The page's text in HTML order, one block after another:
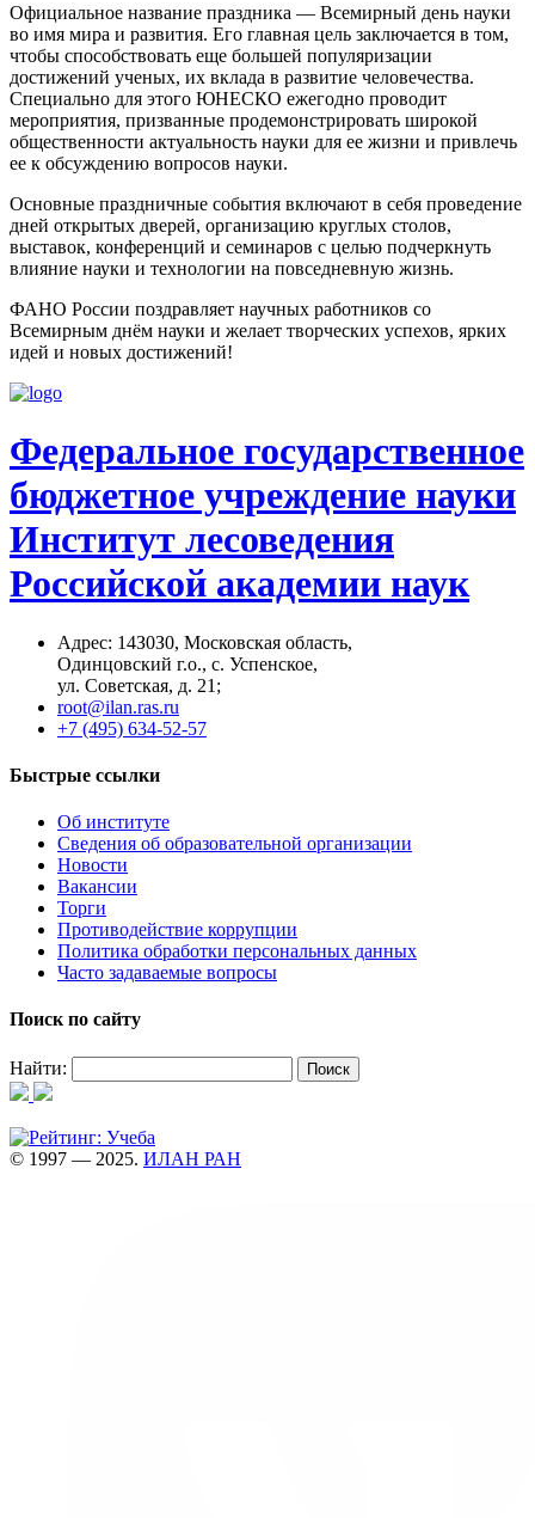
Официальное название праздника — Всемирный день науки
во имя мира и развития. Его главная цель заключается в том,
чтобы способствовать еще большей популяризации
достижений ученых, их вклада в развитие человечества.
Специально для этого ЮНЕСКО ежегодно проводит
мероприятия, призванные продемонстрировать широкой
общественности актуальность науки для ее жизни и привлечь
ее к обсуждению вопросов науки.
Основные праздничные события включают в себя проведение
дней открытых дверей, организацию круглых столов,
выставок, конференций и семинаров с целью подчеркнуть
влияние науки и технологии на повседневную жизнь.
ФАНО России поздравляет научных работников со
Всемирным днём науки и желает творческих успехов, ярких
идей и новых достижений!
Федеральное государственное
бюджетное учреждение науки
Институт лесоведения
Российской академии наук
Адрес: 14З0З0, Московская область,
Одинцовский г.о., с. Успенское,
ул. Советская, д. 21;
root@ilan.ras.ru
+7 (495) 634-52-57
Быстрые ссылки
Об институте
Сведения об образовательной организации
Новости
Вакансии
Торги
Противодействие коррупции
Политика обработки персональных данных
Часто задаваемые вопросы
Поиск по сайту
Найти:
© 1997 — 2025. ИЛАН РАН